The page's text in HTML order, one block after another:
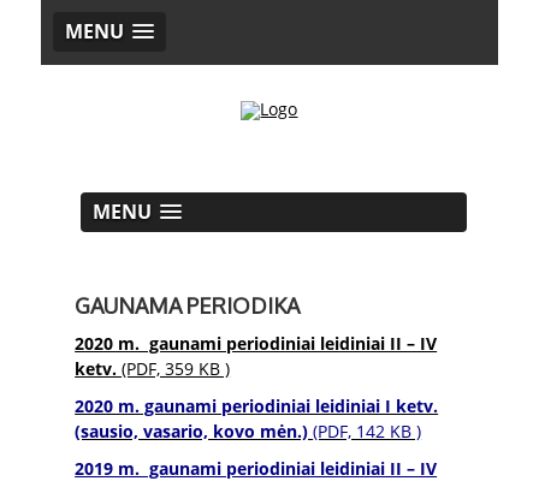
MENU
MENU
GAUNAMA PERIODIKA
2020 m. gaunami periodiniai leidiniai II – IV
ketv.(PDF, 359 KB )
2020 m. gaunami periodiniai leidiniai I ketv.
(sausio, vasario, kovo mėn.)(PDF, 142 KB )
2019 m. gaunami periodiniai leidiniai II – IV